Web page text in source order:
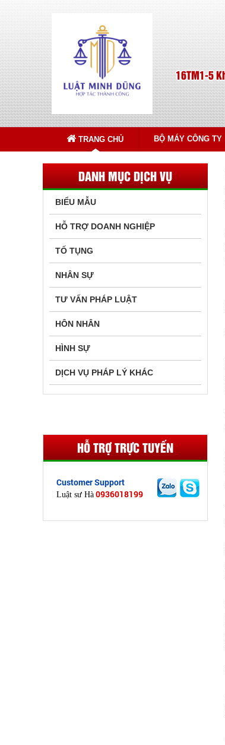
16TM1-5
TRANG CHỦ BỘ MÁY CÔNG TY
DANH MỤC DỊCH VỤ
BIỂU MẪU
HỖ TRỢ DOANH NGHIỆP
TỐ TỤNG
NHÂN SỰ
TƯ VẤN PHÁP LUẬT
HÔN NHÂN
HÌNH SỰ
DỊCH VỤ PHÁP LÝ KHÁC
HỖ TRỢ TRỰC TUYẾN
Customer Support
Luật sư Hà 0936018199